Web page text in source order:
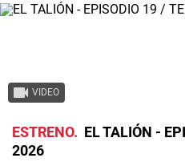
VIDEO
ESTRENO
EL TALIÓN -
2026